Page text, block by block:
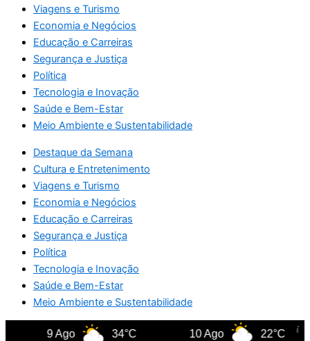
Viagens e Turismo
Economia e Negócios
Educação e Carreiras
Segurança e Justiça
Política
Tecnologia e Inovação
Saúde e Bem-Estar
Meio Ambiente e Sustentabilidade
Destaque da Semana
Cultura e Entretenimento
Viagens e Turismo
Economia e Negócios
Educação e Carreiras
Segurança e Justiça
Política
Tecnologia e Inovação
Saúde e Bem-Estar
Meio Ambiente e Sustentabilidade
9 Ago 34°C 10 Ago 22°C